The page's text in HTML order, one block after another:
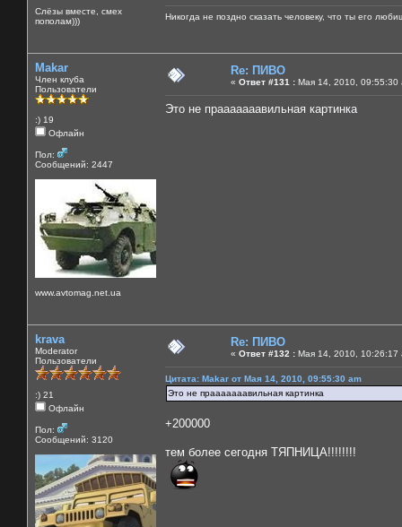
Слёзы вместе, смех
пополам)))
Никогда не поздно сказать человеку, что ты его
Makar
Член клуба
Пользователи
:) 19
Офлайн
Пол:
Сообщений: 2447
www.avtomag.net.ua
Re: ПИВО
« Ответ #131 : Мая 14, 2010, 09:55:30
Это не прааааааавильная картинка
krava
Moderator
Пользователи
:) 21
Офлайн
Пол:
Сообщений: 3120
Re: ПИВО
« Ответ #132 : Мая 14, 2010, 10:26:17
Цитата: Makar от Мая 14, 2010, 09:55:30 am
Это не прааааааавильная картинка
+200000
тем более сегодня ТЯПНИЦА!!!!!!!!